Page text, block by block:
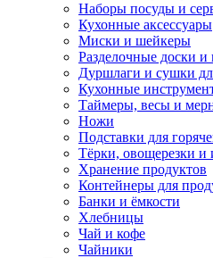
Наборы посуды и
Кухонные аксессуары
Миски и шейкеры
Разделочные доски и
Дуршлаги и сушки
Кухонные
Таймеры, весы и
Ножи
Подставки для
Тёрки, овощерезки и
Хранение продуктов
Контейнеры для
Банки и ёмкости
Хлебницы
Чай и кофе
Чайники